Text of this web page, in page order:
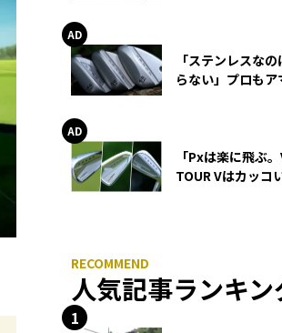
「ステンレスな
らない」プロも
「Pxは楽に飛ぶ
TOUR Vはカッコ
人気記事ランキン